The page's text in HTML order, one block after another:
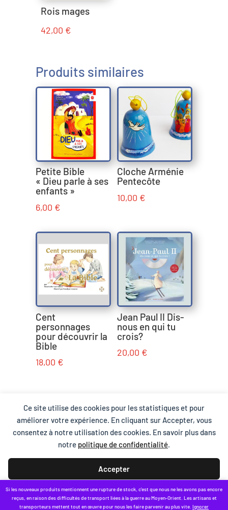
Si les nouveaux produits mentionnent une rupture de stock, c'est que nous ne les avons pas encore
reçus, en raison des difficultés de transport liées à la guerre au Moyen-Orient. Les artisans et
transporteurs mettent tout en œuvre pour nous les faire parvenir au plus vite. Ignorer
Ce site utilise des cookies pour les statistiques et pour
améliorer votre expérience. En cliquant sur Accepter, vous
consentez à notre utilisation des cookies. En savoir plus dans
notre politique de confidentialité.
Accepter
Refuser
Rois mages
42,00 €
Produits similaires
Petite Bible
« Dieu parle à ses
enfants »
6,00 €
Cloche Arménie
Pentecôte
10,00 €
Cent
personnages
pour découvrir la
Bible
18,00 €
Jean Paul II Dis-
nous en qui tu
crois?
20,00 €
Conditions Générales de Vente
Mentions légales
Protection des données et cookies
Qui sommes-nous ?
Contact